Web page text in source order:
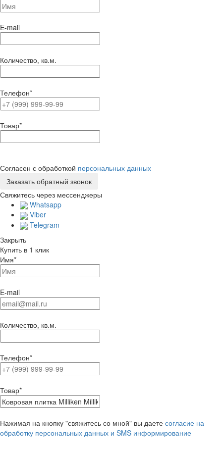
E-mail
Количество, кв.м.
Телефон*
Товар*
Согласен с обработкой персональных данных
Свяжитесь через мессенджеры
Whatsapp
Viber
Telegram
Закрыть
Купить в 1 клик
Имя*
E-mail
Количество, кв.м.
Телефон*
Товар*
Нажимая на кнопку "свяжитесь со мной" вы даете согласие на
обработку персональных данных и SMS информирование